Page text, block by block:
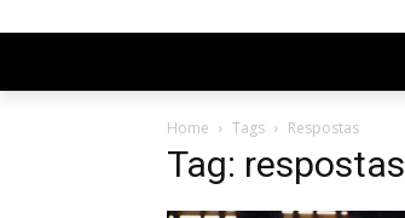
Home Tags Respostas
Tag: respostas